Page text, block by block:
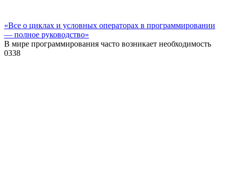
«Все о циклах и условных операторах в программировании
— полное руководство»
В мире программирования часто возникает необходимость
0338